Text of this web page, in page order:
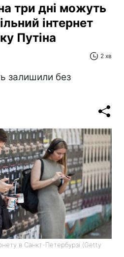
три дні можуть
інтернет
Путіна
2 хв
залишили без
в Санкт-Петербурзі (Getty